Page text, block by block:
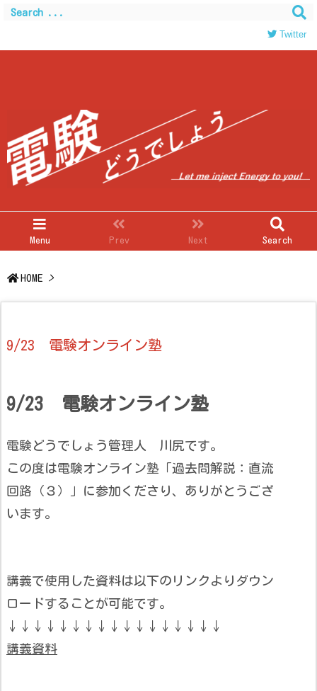
Warning: Trying to access array offset on value of type
/home/c0403866/public_html/kwglab.com/wp-
on line120
Menu Prev Next Search
Twitter
HOME >
9/23 電験オンライン塾
9/23 電験オンライン塾
電験どうでしょう管理人 川尻です。
この度は電験オンライン塾「過去問解説：直流
回路（３）」に参加くださり、ありがとうござ
います。
講義で使用した資料は以下のリンクよりダウン
ロードすることが可能です。
↓↓↓↓↓↓↓↓↓↓↓↓↓↓↓↓↓
講義資料